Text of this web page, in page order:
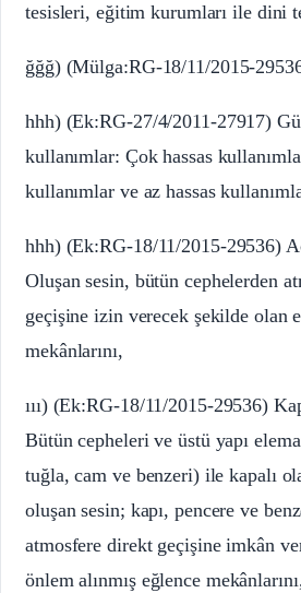
tesisleri, eğitim kurumları ile dini
ğğğ) (Mülga:RG-18/11/2015-
hhh) (Ek:RG-27/4/2011-27917)
kullanımlar: Çok hassas
kullanımlar ve az hassas
hhh) (Ek:RG-18/11/2015-29536)
Oluşan sesin, bütün cephelerden
geçişine izin verecek şekilde olan
mekânlarını,
ııı) (Ek:RG-18/11/2015-29536)
Bütün cepheleri ve üstü yapı
tuğla, cam ve benzeri) ile kapalı
oluşan sesin; kapı, pencere ve
atmosfere direkt geçişine imkân
önlem alınmış eğlence